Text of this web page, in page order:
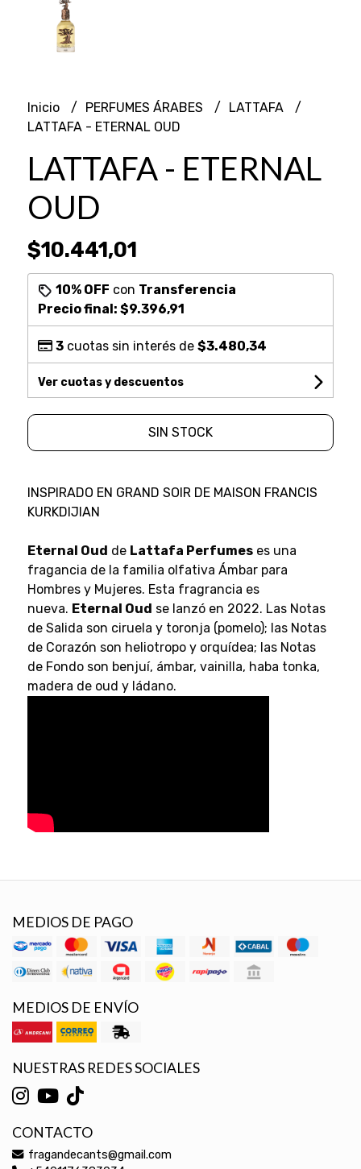
Inicio PERFUMES ÁRABES
LATTAFA
LATTAFA - ETERNAL OUD
LATTAFA - ETERNAL
OUD
$10.441,01
10% OFF con Transferencia
Precio final: $9.396,91
3cuotas sin interés de $3.480,34
Ver cuotas y descuentos
SIN STOCK
INSPIRADO EN GRAND SOIR DE MAISON FRANCIS
KURKDIJIAN
Eternal Oud de Lattafa Perfumeses una
fragancia de la familia olfativa Ámbar para
Hombres y Mujeres. Esta fragrancia es
nueva. Eternal Oud se lanzó en 2022. Las Notas
de Salida son ciruela y toronja (pomelo); las Notas
de Corazón son heliotropo y orquídea; las Notas
de Fondo son benjuí, ámbar, vainilla, haba tonka,
madera de oud y ládano.
MEDIOS DE PAGO
MEDIOS DE ENVÍO
NUESTRAS REDES SOCIALES
CONTACTO
fragandecants@gmail.com